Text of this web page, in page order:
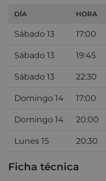
DÍA HORA
Sábado 13 17:00
Sábado 13 19:45
Sábado 13 22:30
Domingo 14 17:00
Domingo 14 20:00
Lunes 15 20:30
Ficha técnica